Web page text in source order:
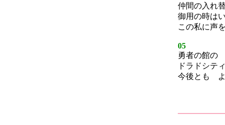
仲間の入れ
御用の時は
この私に声
05
勇者の館の
ドラドシテ
今後とも よ